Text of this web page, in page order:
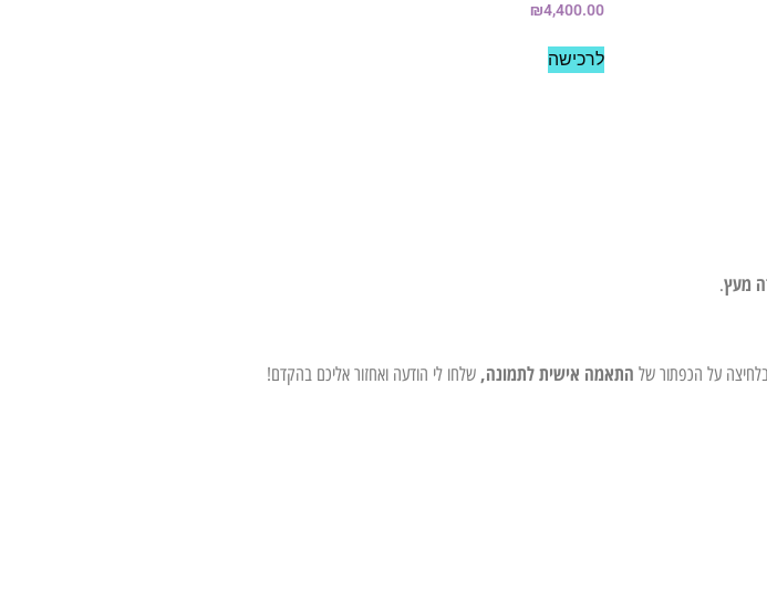
₪4,400.00
לרכישה
מעץ.
בלחיצה על הכפתור של התאמה אישית לתמונה, שלחו לי הודעה ואחזור אליכם בהקדם!